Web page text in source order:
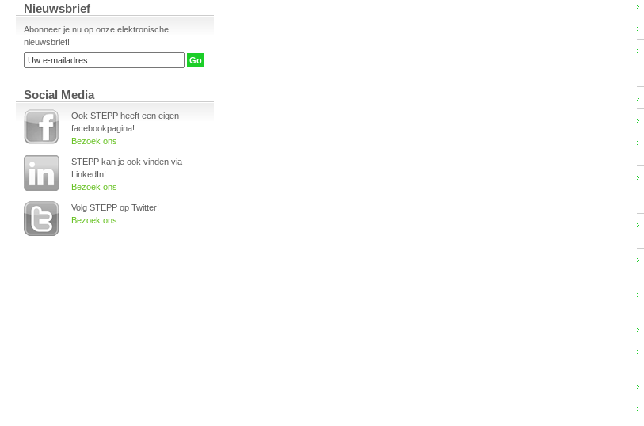
Nieuwsbrief
Abonneer je nu op onze elektronische
nieuwsbrief!
Social Media
Ook STEPP heeft een eigen
facebookpagina!
Bezoek ons
STEPP kan je ook vinden via
LinkedIn!
Bezoek ons
Volg STEPP op Twitter!
Bezoek ons